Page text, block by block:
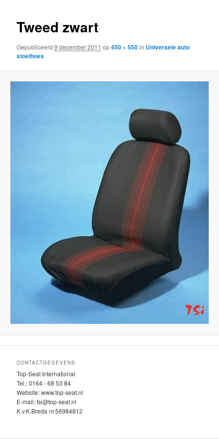
Tweed zwart
Gepubliceerd9 december 2011 op450 × 550in Universele auto
stoelhoes
CONTACTGEGEVENS
Top-Seat International
Tel.: 0164 - 68 53 84
Website: www.top-seat.nl
E-mail: tsi@top-seat.nl
K.v.K.Breda nr.56984812